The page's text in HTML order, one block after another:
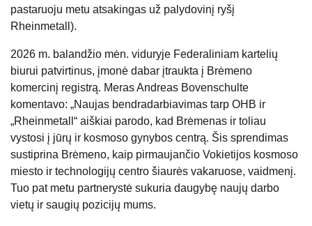
pastaruoju metu atsakingas už palydovinį ryšį
Rheinmetall).
2026 m. balandžio mėn. viduryje Federaliniam kartelių
biurui patvirtinus, įmonė dabar įtraukta į Brėmeno
komercinį registrą. Meras Andreas Bovenschulte
komentavo: „Naujas bendradarbiavimas tarp OHB ir
„Rheinmetall“ aiškiai parodo, kad Brėmenas ir toliau
vystosi į jūrų ir kosmoso gynybos centrą. Šis sprendimas
sustiprina Brėmeno, kaip pirmaujančio Vokietijos kosmoso
miesto ir technologijų centro šiaurės vakaruose, vaidmenį.
Tuo pat metu partnerystė sukuria daugybę naujų darbo
vietų ir saugių pozicijų mums.